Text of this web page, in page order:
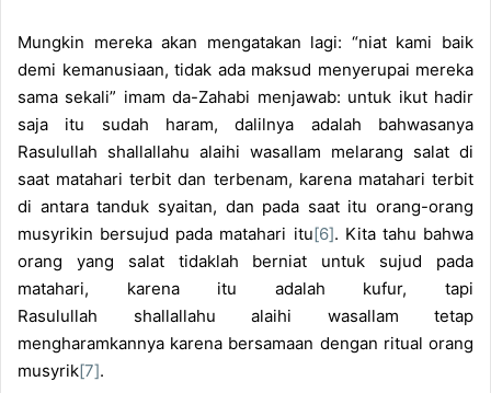
Mungkin mereka akan mengatakan lagi: “niat kami baik
demi kemanusiaan, tidak ada maksud menyerupai mereka
sama sekali” imam da-Zahabi menjawab: untuk ikut hadir
saja itu sudah haram, dalilnya adalah bahwasanya
Rasulullah shallallahu alaihi wasallam melarang salat di
saat matahari terbit dan terbenam, karena matahari terbit
di antara tanduk syaitan, dan pada saat itu orang-orang
musyrikin bersujud pada matahari itu[6]. Kita tahu bahwa
orang yang salat tidaklah berniat untuk sujud pada
matahari, karena itu adalah kufur, tapi
Rasulullah shallallahu alaihi wasallam tetap
mengharamkannya karena bersamaan dengan ritual orang
musyrik[7].